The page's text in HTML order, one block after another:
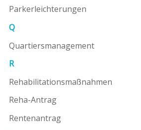
Parkerleichterungen
Q
Quartiersmanagement
R
Rehabilitationsmaßnahmen
Reha-Antrag
Rentenantrag